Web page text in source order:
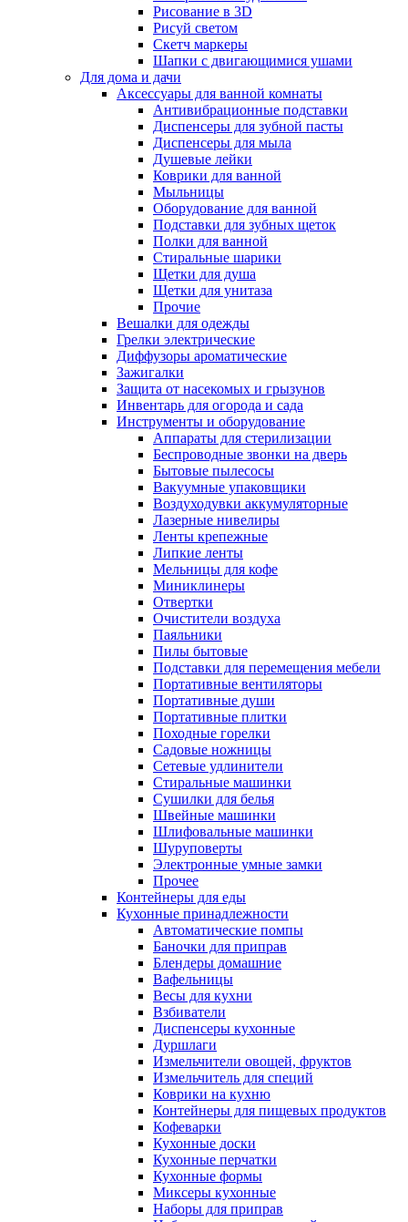
Рисование в 3D
Рисуй светом
Скетч маркеры
Шапки с двигающимися ушами
Для дома и дачи
Аксессуары для ванной комнаты
Антивибрационные подставки
Диспенсеры для зубной пасты
Диспенсеры для мыла
Душевые лейки
Коврики для ванной
Мыльницы
Оборудование для ванной
Подставки для зубных щеток
Полки для ванной
Стиральные шарики
Щетки для душа
Щетки для унитаза
Прочие
Вешалки для одежды
Грелки электрические
Диффузоры ароматические
Зажигалки
Защита от насекомых и грызунов
Инвентарь для огорода и сада
Инструменты и оборудование
Аппараты для стерилизации
Беспроводные звонки на дверь
Бытовые пылесосы
Вакуумные упаковщики
Воздуходувки аккумуляторные
Лазерные нивелиры
Ленты крепежные
Липкие ленты
Мельницы для кофе
Миниклинеры
Отвертки
Очистители воздуха
Паяльники
Пилы бытовые
Подставки для перемещения мебели
Портативные вентиляторы
Портативные души
Портативные плитки
Походные горелки
Садовые ножницы
Сетевые удлинители
Стиральные машинки
Сушилки для белья
Швейные машинки
Шлифовальные машинки
Шуруповерты
Электронные умные замки
Прочее
Контейнеры для еды
Кухонные принадлежности
Автоматические помпы
Баночки для приправ
Блендеры домашние
Вафельницы
Весы для кухни
Взбиватели
Диспенсеры кухонные
Дуршлаги
Измельчители овощей, фруктов
Измельчитель для специй
Коврики на кухню
Контейнеры для пищевых продуктов
Кофеварки
Кухонные доски
Кухонные перчатки
Кухонные формы
Миксеры кухонные
Наборы для приправ